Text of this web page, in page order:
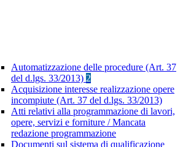
Automatizzazione delle procedure (Art. 37
del d.lgs. 33/2013) 2
Acquisizione interesse realizzazione opere
incompiute (Art. 37 del d.lgs. 33/2013)
Atti relativi alla programmazione di lavori,
opere, servizi e forniture / Mancata
redazione programmazione
Documenti sul sistema di qualificazione